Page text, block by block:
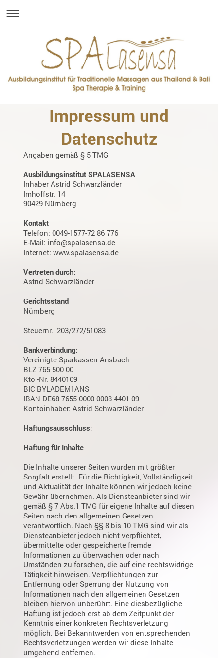
Impressum und
Datenschutz
Angaben gemäß § 5 TMG
Ausbildungsinstitut SPALASENSA
Inhaber Astrid Schwarzländer
Imhoffstr. 14
90429 Nürnberg
Kontakt
Telefon: 0049-1577-72 86 776
E-Mail: info@spalasensa.de
Internet: www.spalasensa.de
Vertreten durch:
Astrid Schwarzländer
Gerichtsstand
Nürnberg
Steuernr.: 203/272/51083
Bankverbindung:
Vereinigte Sparkassen Ansbach
BLZ 765 500 00
Kto.-Nr. 8440109
BIC BYLADEM1ANS
IBAN DE68 7655 0000 0008 4401 09
Kontoinhaber: Astrid Schwarzländer
Haftungsausschluss:
Haftung für Inhalte
Die Inhalte unserer Seiten wurden mit größter
Sorgfalt erstellt. Für die Richtigkeit, Vollständigkeit
und Aktualität der Inhalte können wir jedoch keine
Gewähr übernehmen. Als Diensteanbieter sind wir
gemäß § 7 Abs.1 TMG für eigene Inhalte auf diesen
Seiten nach den allgemeinen Gesetzen
verantwortlich. Nach §§ 8 bis 10 TMG sind wir als
Diensteanbieter jedoch nicht verpflichtet,
übermittelte oder gespeicherte fremde
Informationen zu überwachen oder nach
Umständen zu forschen, die auf eine rechtswidrige
Tätigkeit hinweisen. Verpflichtungen zur
Entfernung oder Sperrung der Nutzung von
Informationen nach den allgemeinen Gesetzen
bleiben hiervon unberührt. Eine diesbezügliche
Haftung ist jedoch erst ab dem Zeitpunkt der
Kenntnis einer konkreten Rechtsverletzung
möglich. Bei Bekanntwerden von entsprechenden
Rechtsverletzungen werden wir diese Inhalte
umgehend entfernen.